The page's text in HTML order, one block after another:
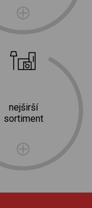
nejširší
sortiment